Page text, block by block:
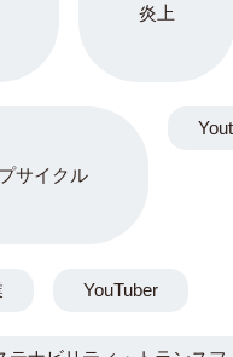
炎上
サイクル
YouTuber